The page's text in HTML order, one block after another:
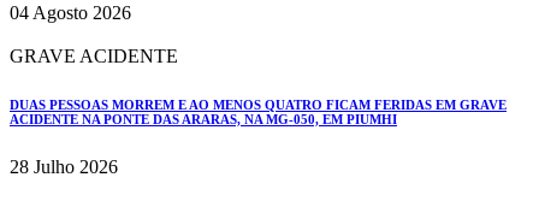
04 Agosto 2026
GRAVE ACIDENTE
DUAS PESSOAS MORREM E AO MENOS QUATRO FICAM FERIDAS EM GRAVE
ACIDENTE NA PONTE DAS ARARAS, NA MG-050, EM PIUMHI
28 Julho 2026